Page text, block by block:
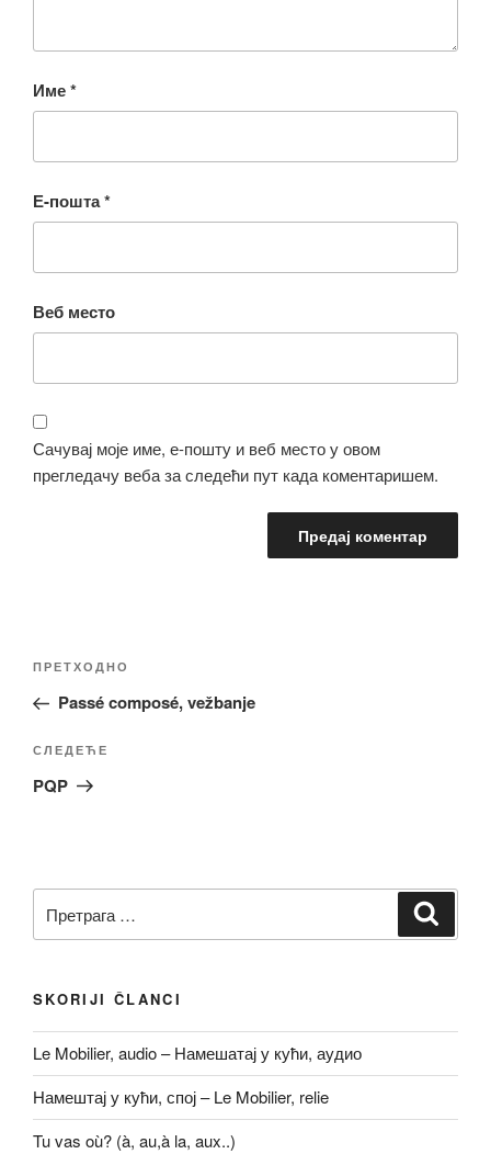
Име*
Е-пошта*
Веб место
Сачувај моје име, е-пошту и веб место у овом
прегледачу веба за следећи пут када коментаришем.
Кретање
Претходни
чланак
ПРЕТХОДНО
Passé composé, vežbanje
Следећи
чланак
СЛЕДЕЋЕ
PQP
за:
SKORIJI ČLANCI
Le Mobilier, audio – Намешатај у кући, аудио
Намештај у кући, спој – Le Mobilier, relie
Tu vas où? (à, au,à la, aux..)